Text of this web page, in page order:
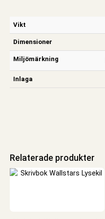
Vikt
Dimensioner
Miljömärkning
Inlaga
Relaterade produkter